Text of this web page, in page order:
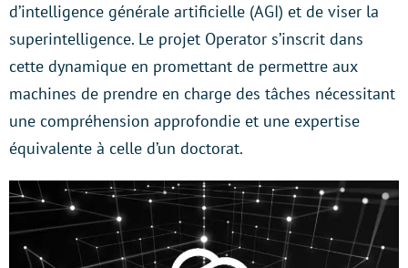
d’intelligence générale artificielle (AGI) et de viser la
superintelligence. Le projet Operator s’inscrit dans
cette dynamique en promettant de permettre aux
machines de prendre en charge des tâches nécessitant
une compréhension approfondie et une expertise
équivalente à celle d’un doctorat.